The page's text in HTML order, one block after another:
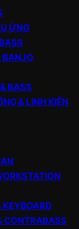
ỨNG
BANJO
BASS
& LINH KIỆN
KEYBOARD
CONTRABASS